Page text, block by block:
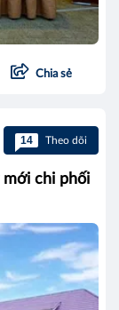
Chia sẻ
14 Theo dõi
mới chi phối